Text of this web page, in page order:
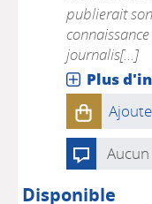
publierait
journalis[...]
Plus
Disponible